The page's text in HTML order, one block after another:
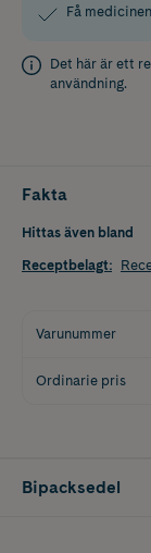
Få
Det här är ett
användning.
Fakta
Hittas även bland
Receptbelagt:
Varunummer
Ordinarie pris
Bipacksedel